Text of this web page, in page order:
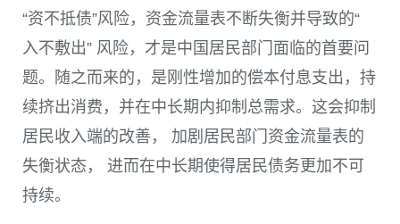
“资不抵债”风险，资金流量表不断失衡并导致的“
入不敷出” 风险，才是中国居民部门面临的首要问
题。随之而来的，是刚性增加的偿本付息支出，持
续挤出消费，并在中长期内抑制总需求。这会抑制
居民收入端的改善， 加剧居民部门资金流量表的
失衡状态， 进而在中长期使得居民债务更加不可
持续。